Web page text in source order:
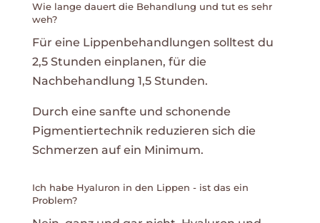
Wie lange dauert die Behandlung und tut es sehr
weh?
Für eine Lippenbehandlungen solltest du
2,5 Stunden einplanen, für die
Nachbehandlung 1,5 Stunden.
Durch eine sanfte und schonende
Pigmentiertechnik reduzieren sich die
Schmerzen auf ein Minimum.
Ich habe Hyaluron in den Lippen - ist das ein
Problem?